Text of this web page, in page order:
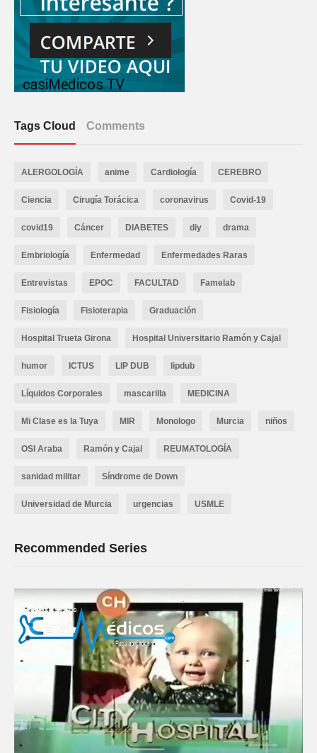
Tags Cloud Comments
ALERGOLOGÍA anime Cardiología CEREBRO
Ciencia Cirugía Torácica coronavirus Covid-19
covid19 Cáncer DIABETES diy drama
Embriología Enfermedad Enfermedades Raras
Entrevistas EPOC FACULTAD Famelab
Fisiología Fisioterapia Graduación
Hospital Trueta Girona Hospital Universitario Ramón y Cajal
humor ICTUS LIP DUB lipdub
Líquidos Corporales mascarilla MEDICINA
Mi Clase es la Tuya MIR Monologo Murcia niños
OSI Araba Ramón y Cajal REUMATOLOGÍA
sanidad militar Síndrome de Down
Universidad de Murcia urgencias USMLE
Recommended Series